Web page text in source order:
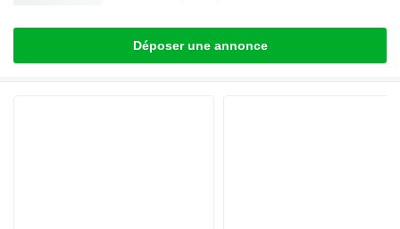
Déposer une annonce